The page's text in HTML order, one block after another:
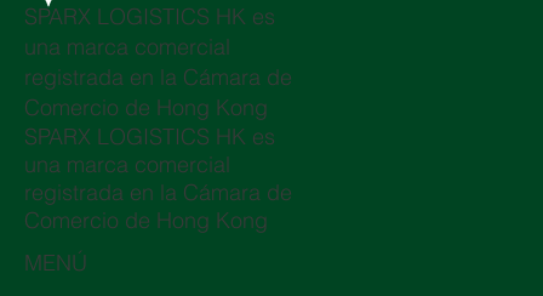
SPARX LOGISTICS HK es
una marca comercial
registrada en la Cámara de
Comercio de Hong Kong
SPARX LOGISTICS HK es
una marca comercial
registrada en la Cámara de
Comercio de Hong Kong
MENÚ